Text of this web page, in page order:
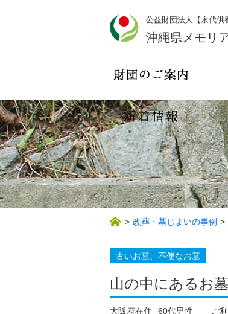
公益財団法人【永代供
沖縄県メモリ
> 改葬・墓じまいの事例 >
古いお墓、不便なお墓
山の中にあるお
大阪府在住 60代男性 ご